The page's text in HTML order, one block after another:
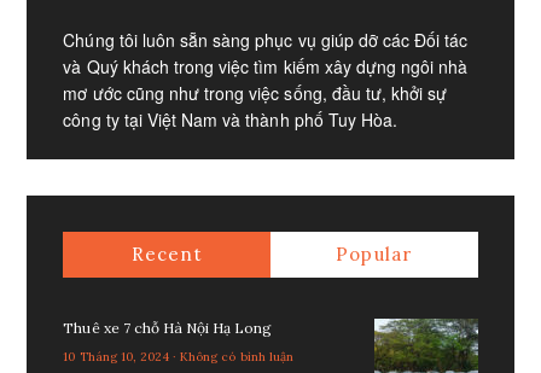
Chúng tôi luôn sẵn sàng phục vụ giúp dỡ các Đối tác
và Quý khách trong việc tìm kiếm xây dựng ngôi nhà
mơ ước cũng như trong việc sống, đầu tư, khởi sự
công ty tại Việt Nam và thành phố Tuy Hòa.
Recent Popular
Thuê xe 7 chỗ Hà Nội Hạ Long
10 Tháng 10, 2024 · Không có bình luận